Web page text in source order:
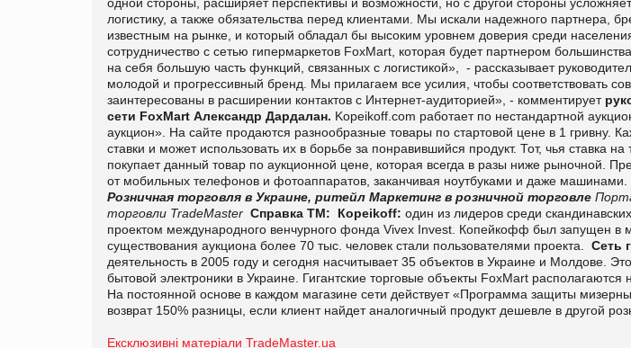
логистику, а также обязательства перед клиентами. Мы искали надежного партнера,
известным на рынке, и который обладал бы высоким уровнем доверия среди
сотрудничество с сетью гипермаркетов FoxMart, которая будет партнером
на себя большую часть функций, связанных с логистикой», - рассказывает
молодой и прогрессивный бренд. Мы прилагаем все усилия, чтобы соответствовать
заинтересованы в расширении контактов с Интернет-аудиторией», - комментирует
сети FoxMart Александр Дардалан. Kopeikoff.com работает по нестандартной
аукцион». На сайте продаются разнообразные товары по стартовой цене в 1 гривну.
ставки и может использовать их в борьбе за понравившийся продукт. Тот, чья ставка
покупает данный товар по аукционной цене, которая всегда в разы ниже рыночной.
от мобильных телефонов и фотоаппаратов, заканчивая ноутбуками и даже машинами.
Розничная торговля в Украине, ритейл Маркетинг в розничной торговле
торговли TradeMaster Справка ТМ: Кopeikoff: один из лидеров среди
проектом международного венчурного фонда Vivex Invest. Копейкофф был запущен в
существования аукциона более 70 тыс. человек стали пользователями проекта. Сеть
деятельность в 2005 году и сегодня насчитывает 35 объектов в Украине и Молдове.
бытовой электроники в Украине. Гигантские торговые объекты FoxMart
На постоянной основе в каждом магазине сети действует «Программа защиты
возврат 150% разницы, если клиент найдет аналогичный продукт дешевле в другой
Ексклюзивні матеріали TradeMaster.ua